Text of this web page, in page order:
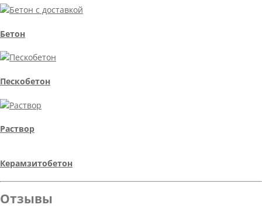
Бетон
Пескобетон
Раствор
Керамзитобетон
Отзывы